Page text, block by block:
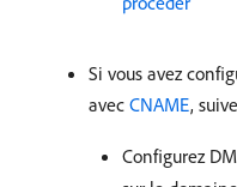
Si vous avez
avec CNAME,
Configurez